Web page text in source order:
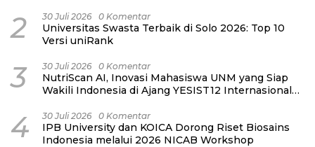
2 30 Juli 2026 0 Komentar
Universitas Swasta Terbaik di Solo 2026: Top 10
Versi uniRank
3 30 Juli 2026 0 Komentar
NutriScan AI, Inovasi Mahasiswa UNM yang Siap
Wakili Indonesia di Ajang YESIST12 Internasional
4 30 Juli 2026 0 Komentar
IPB University dan KOICA Dorong Riset Biosains
Indonesia melalui 2026 NICAB Workshop